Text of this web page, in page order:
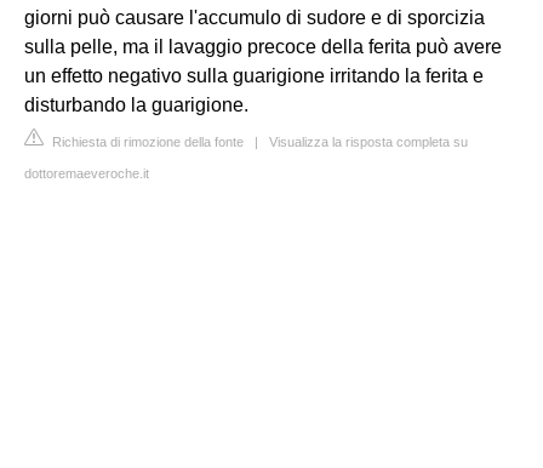
giorni può causare l'accumulo di sudore e di sporcizia
sulla pelle, ma il lavaggio precoce della ferita può avere
un effetto negativo sulla guarigione irritando la ferita e
disturbando la guarigione.
Richiesta di rimozione della fonte | Visualizza la risposta completa su
dottoremaeveroche.it